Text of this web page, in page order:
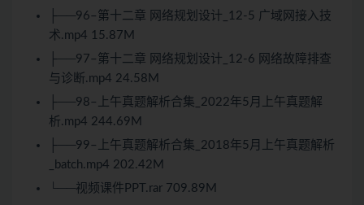
├──96–第十二章 网络规划设计_12-5 广域网接入技
术.mp4 15.87M
├──97–第十二章 网络规划设计_12-6 网络故障排查
与诊断.mp4 24.58M
├──98–上午真题解析合集_2022年5月上午真题解
析.mp4 244.69M
├──99–上午真题解析合集_2018年5月上午真题解析
_batch.mp4 202.42M
└──视频课件PPT.rar 709.89M